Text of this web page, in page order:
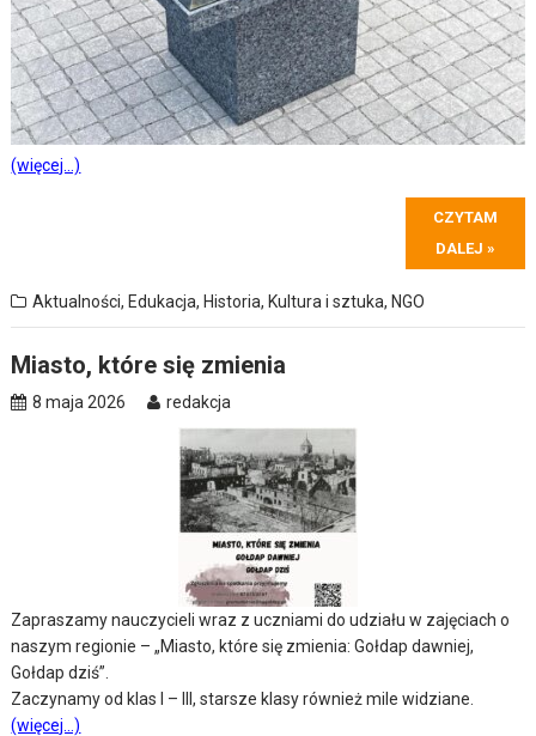
(więcej…)
CZYTAM
DALEJ »
Aktualności, Edukacja, Historia, Kultura i sztuka, NGO
Miasto, które się zmienia
8 maja 2026 redakcja
Zapraszamy nauczycieli wraz z uczniami do udziału w zajęciach o
naszym regionie – „Miasto, które się zmienia: Gołdap dawniej,
Gołdap dziś”.
Zaczynamy od klas I – III, starsze klasy również mile widziane.
(więcej…)